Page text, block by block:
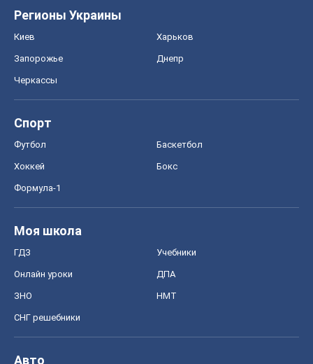
Регионы Украины
Киев Харьков
Запорожье Днепр
Черкассы
Спорт
Футбол Баскетбол
Хоккей Бокс
Формула-1
Моя школа
ГДЗ Учебники
Онлайн уроки ДПА
ЗНО НМТ
СНГ решебники
Авто